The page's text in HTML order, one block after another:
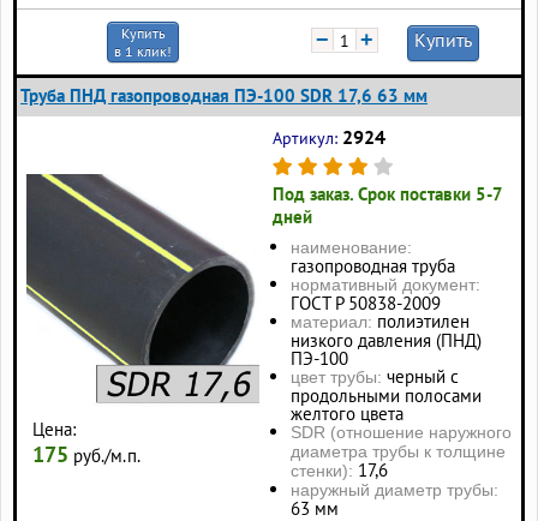
Купить
в 1 клик!
− + Купить
Труба ПНД газопроводная ПЭ-100 SDR 17,6 63 мм
Цена:
175 руб./м.п.
Артикул: 2924
Под заказ. Срок поставки 5-7
дней
наименование:
газопроводная труба
нормативный документ:
ГОСТ Р 50838-2009
материал: полиэтилен
низкого давления (ПНД)
ПЭ-100
цвет трубы: черный с
продольными полосами
желтого цвета
SDR (отношение наружного
диаметра трубы к толщине
стенки): 17,6
наружный диаметр трубы:
63 мм